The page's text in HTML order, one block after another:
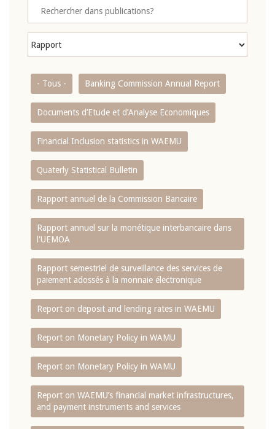
- Tous - Banking Commission Annual Report
Documents d’Etude et d’Analyse Economiques
Financial Inclusion statistics in WAEMU
Quaterly Statistical Bulletin
Rapport annuel de la Commission Bancaire
Rapport annuel sur la monétique interbancaire dans
l'UEMOA
Rapport semestriel de surveillance des services de
paiement adossés à la monnaie électronique
Report on deposit and lending rates in WAEMU
Report on Monetary Policy in WAMU
Report on Monetary Policy in WAMU
Report on WAEMU’s financial market infrastructures,
and payment instruments and services